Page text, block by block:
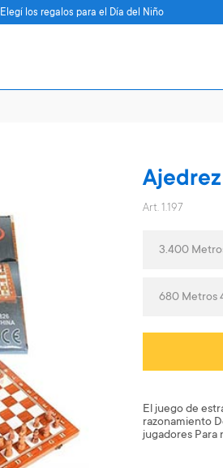
Ajedrez
Art. 1.197
3.400
680 Metros
El juego de
razonamiento
jugadores Para
Elegí los regalos para el Día del Niño